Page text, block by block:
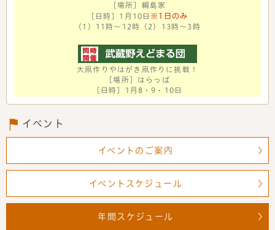
［場所］綱島家
［日時］1月10日 ※1日のみ
（1）11時～12時（2）13時～3時
大凧作りやはがき凧作りに挑戦！
［場所］はらっぱ
［日時］1月8・9・10日
イベント
イベントのご案内
イベントスケジュール
年間スケジュール